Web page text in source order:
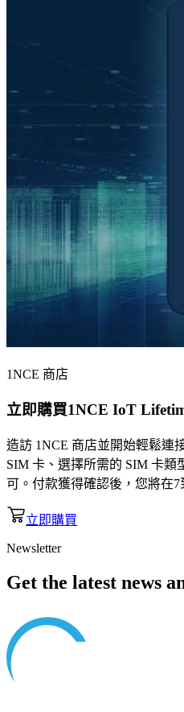
1NCE 商店
立即購買1NCE IoT
造訪 1NCE 商店並開始輕鬆連
SIM 卡、選擇所需的 SIM 卡類
可。付款獲得確認後，您將在7
立即購買
Newsletter
Get the latest news